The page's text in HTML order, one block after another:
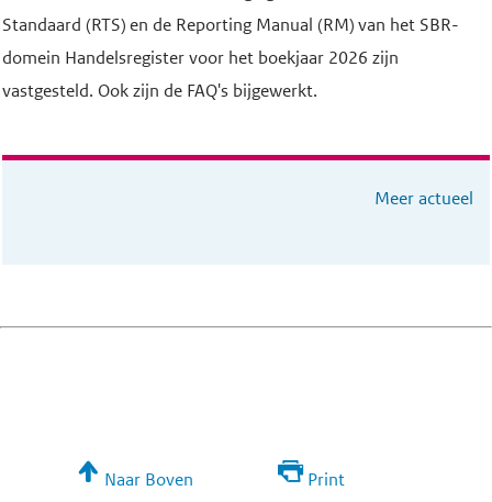
Standaard (RTS) en de Reporting Manual (RM) van het SBR-
domein Handelsregister voor het boekjaar 2026 zijn
vastgesteld. Ook zijn de FAQ's bijgewerkt.
Meer actueel
Naar Boven Print